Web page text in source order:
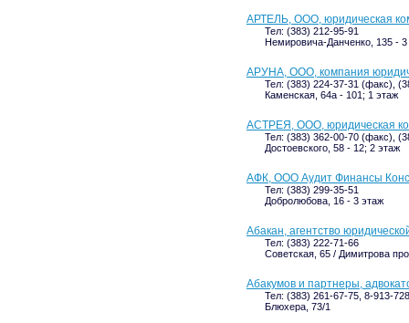
АРТЕЛЬ, ООО, юридическая
Тел: (383) 212-95-91
Немировича-Данченко, 135 - 3
АРУНА, ООО, компания
Тел: (383) 224-37-31 (факс),
Каменская, 64а - 101; 1 этаж
АСТРЕЯ, ООО, юридическая
Тел: (383) 362-00-70 (факс),
Достоевского, 58 - 12; 2 этаж
АФК, ООО Аудит Финансы
Тел: (383) 299-35-51
Добролюбова, 16 - 3 этаж
Абакан, агентство
Тел: (383) 222-71-66
Советская, 65 / Димитрова
Абакумов и партнеры,
Тел: (383) 261-67-75, 8-913-
Блюхера, 73/1